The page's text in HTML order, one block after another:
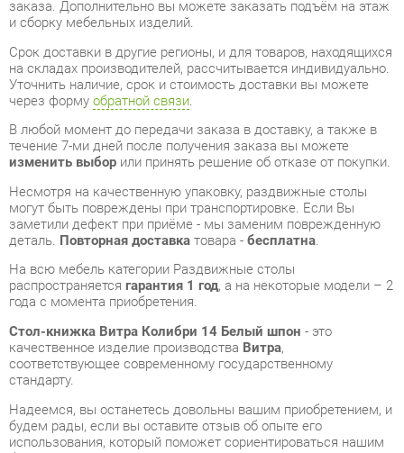
В любой момент до передачи заказа в доставку, а также в
течение 7-ми дней после получения заказа вы можете
изменить выбор
Несмотря на качественную упаковку, раздвижные столы
могут быть повреждены при транспортировке. Если Вы
заметили дефект при приёме - мы заменим поврежденную
На всю мебель категории Раздвижные столы
распространяется гарантия 1 год, а на некоторые модели – 2
Стол-книжка Витра Колибри 14 Белый шпон- это
качественное изделие производстваВитра,
соответствующее современному государственному
Надеемся, вы останетесь довольны вашим приобретением, и
будем рады, если вы оставите отзыв об опыте его
использования, который поможет сориентироваться нашим
будущим покупателям.
Кроме формы обратной связиполучить развёрнутую
консультацию, фото и видеообзор продукции вы можете по
e-mail, телефону в Екатеринбурге и через мессенджеры
Telegram и WhatsApp.
Раздвижные столы также можно сравнить между собой в
нашем шоу-руме и купить Стол-книжка Витра Колибри 14